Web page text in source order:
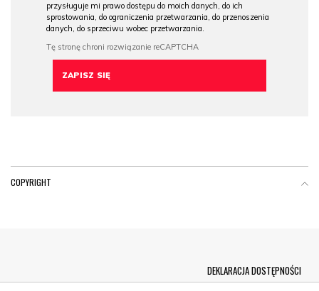
przysługuje mi prawo dostępu do moich danych, do ich
sprostowania, do ograniczenia przetwarzania, do przenoszenia
danych, do sprzeciwu wobec przetwarzania.
COPYRIGHT
DEKLARACJA DOSTĘPNOŚCI